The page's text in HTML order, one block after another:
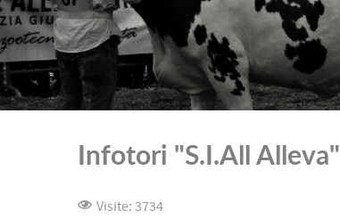
Infotori "S.I.All Alleva"
Visite: 3734